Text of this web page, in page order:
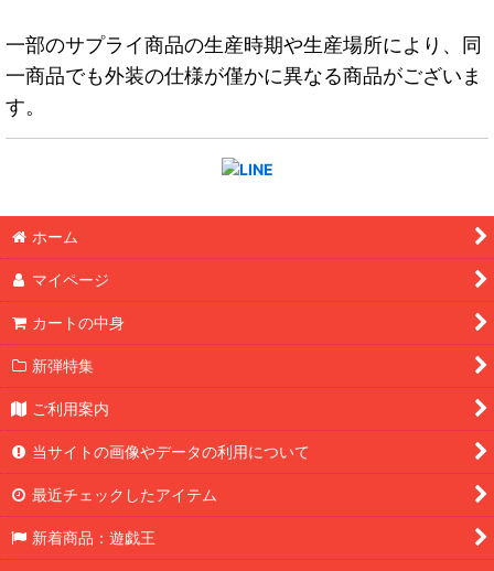
一部のサプライ商品の生産時期や生産場所により、同
一商品でも外装の仕様が僅かに異なる商品がございま
す。
ホーム
マイページ
カートの中身
新弾特集
ご利用案内
当サイトの画像やデータの利用について
最近チェックしたアイテム
新着商品：遊戯王